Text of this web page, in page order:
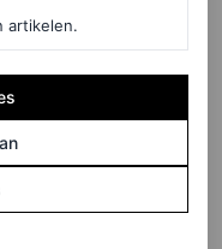
artikelen.